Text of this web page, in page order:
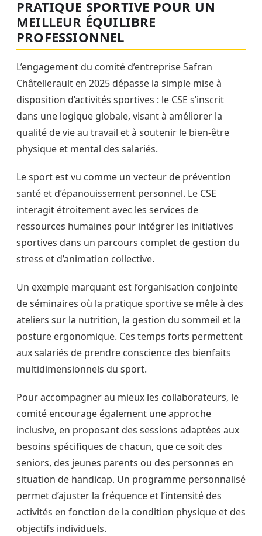
PRATIQUE SPORTIVE POUR UN
MEILLEUR ÉQUILIBRE
PROFESSIONNEL
L’engagement du comité d’entreprise Safran
Châtellerault en 2025 dépasse la simple mise à
disposition d’activités sportives : le CSE s’inscrit
dans une logique globale, visant à améliorer la
qualité de vie au travail et à soutenir le bien-être
physique et mental des salariés.
Le sport est vu comme un vecteur de prévention
santé et d’épanouissement personnel. Le CSE
interagit étroitement avec les services de
ressources humaines pour intégrer les initiatives
sportives dans un parcours complet de gestion du
stress et d’animation collective.
Un exemple marquant est l’organisation conjointe
de séminaires où la pratique sportive se mêle à des
ateliers sur la nutrition, la gestion du sommeil et la
posture ergonomique. Ces temps forts permettent
aux salariés de prendre conscience des bienfaits
multidimensionnels du sport.
Pour accompagner au mieux les collaborateurs, le
comité encourage également une approche
inclusive, en proposant des sessions adaptées aux
besoins spécifiques de chacun, que ce soit des
seniors, des jeunes parents ou des personnes en
situation de handicap. Un programme personnalisé
permet d’ajuster la fréquence et l’intensité des
activités en fonction de la condition physique et des
objectifs individuels.